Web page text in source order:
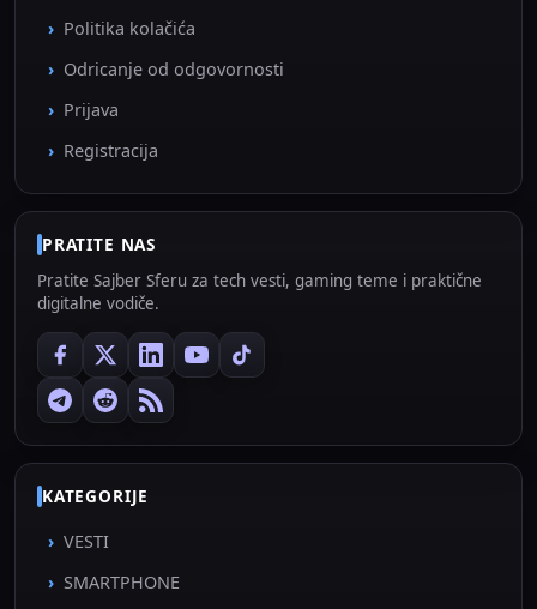
Politika kolačića
Odricanje od odgovornosti
Prijava
Registracija
PRATITE NAS
Pratite Sajber Sferu za tech vesti, gaming teme i praktične
digitalne vodiče.
KATEGORIJE
VESTI
SMARTPHONE